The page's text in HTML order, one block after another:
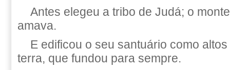
Antes elegeu a tribo de Judá; o
amava.
E edificou o seu santuário como
terra, que fundou para sempre.